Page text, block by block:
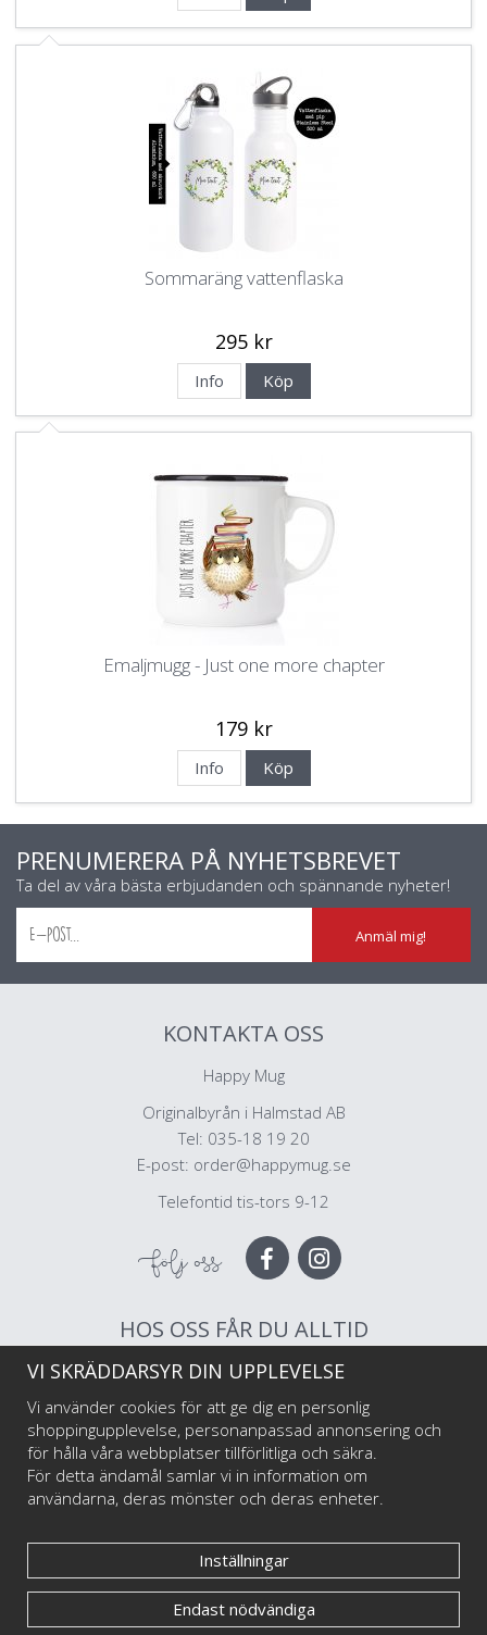
Sommaräng vattenflaska
295 kr
Info Köp
Emaljmugg - Just one more chapter
179 kr
Info Köp
PRENUMERERA PÅ NYHETSBREVET
Ta del av våra bästa erbjudanden och spännande nyheter!
Anmäl mig!
KONTAKTA OSS
Happy Mug
Originalbyrån i Halmstad AB
Tel: 035-18 19 20
E-post: order@happymug.se
Telefontid tis-tors 9-12
Följ oss
HOS OSS FÅR DU ALLTID
Muggar av högsta kvalitet
Snabb leverans
Trygg betalning
Välkommen till Happy Mug som är Sveriges första och största muggtryckeri av
emaljmuggar till privatpersoner och företag, illustratörer och konstnärer. Vi
© Happy Mug 2025
VI SKRÄDDARSYR DIN UPPLEVELSE
Vi använder cookies för att ge dig en personlig
shoppingupplevelse, personanpassad annonsering och
för hålla våra webbplatser tillförlitliga och säkra.
För detta ändamål samlar vi in information om
användarna, deras mönster och deras enheter.
Inställningar
Endast nödvändiga